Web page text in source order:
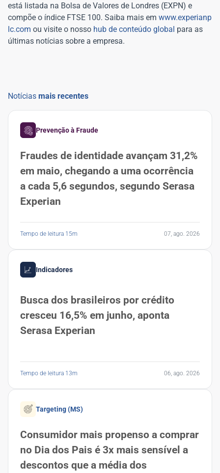
está listada na Bolsa de Valores de Londres (EXPN) e
compõe o índice FTSE 100. Saiba mais em www.experianp
lc.com ou visite o nosso hub de conteúdo global para as
últimas notícias sobre a empresa.
Notícias mais recentes
Prevenção à Fraude
Fraudes de identidade avançam 31,2%
em maio, chegando a uma ocorrência
a cada 5,6 segundos, segundo Serasa
Experian
Tempo de leitura 15m 07, ago. 2026
Indicadores
Busca dos brasileiros por crédito
cresceu 16,5% em junho, aponta
Serasa Experian
Tempo de leitura 13m 06, ago. 2026
Targeting (MS)
Consumidor mais propenso a comprar
no Dia dos Pais é 3x mais sensível a
descontos que a média dos